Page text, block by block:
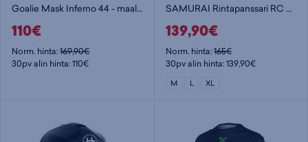
Goalie Mask Inferno 44 - maalivahdin maski
110€
Norm. hinta:169,90€
30pv alin hinta: 110€
SAMURAI Rintapanssari RC L/S - maalivahdin rintapanssari
139,90€
Norm. hinta:165€
30pv alin hinta: 139,90€
M L XL